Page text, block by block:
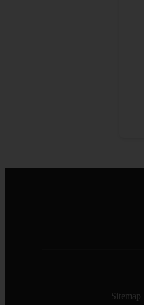
Sitemap